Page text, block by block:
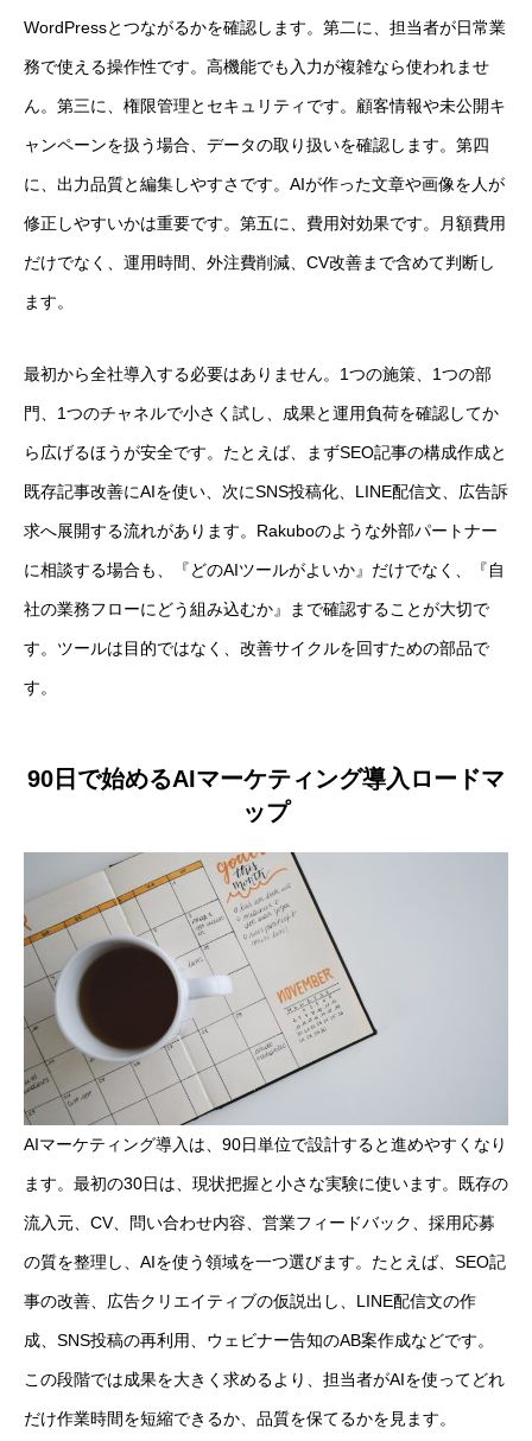
WordPressとつながるかを確認します。第二に、担当者が日常業
務で使える操作性です。高機能でも入力が複雑なら使われませ
ん。第三に、権限管理とセキュリティです。顧客情報や未公開キ
ャンペーンを扱う場合、データの取り扱いを確認します。第四
に、出力品質と編集しやすさです。AIが作った文章や画像を人が
修正しやすいかは重要です。第五に、費用対効果です。月額費用
だけでなく、運用時間、外注費削減、CV改善まで含めて判断し
ます。
最初から全社導入する必要はありません。1つの施策、1つの部
門、1つのチャネルで小さく試し、成果と運用負荷を確認してか
ら広げるほうが安全です。たとえば、まずSEO記事の構成作成と
既存記事改善にAIを使い、次にSNS投稿化、LINE配信文、広告訴
求へ展開する流れがあります。Rakuboのような外部パートナー
に相談する場合も、『どのAIツールがよいか』だけでなく、『自
社の業務フローにどう組み込むか』まで確認することが大切で
す。ツールは目的ではなく、改善サイクルを回すための部品で
す。
90日で始めるAIマーケティング導入ロードマ
ップ
AIマーケティング導入は、90日単位で設計すると進めやすくなり
ます。最初の30日は、現状把握と小さな実験に使います。既存の
流入元、CV、問い合わせ内容、営業フィードバック、採用応募
の質を整理し、AIを使う領域を一つ選びます。たとえば、SEO記
事の改善、広告クリエイティブの仮説出し、LINE配信文の作
成、SNS投稿の再利用、ウェビナー告知のAB案作成などです。
この段階では成果を大きく求めるより、担当者がAIを使ってどれ
だけ作業時間を短縮できるか、品質を保てるかを見ます。